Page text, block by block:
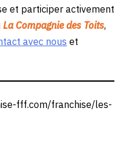
et participer activement
La Compagnie des Toits,
avec nous et
fff.com/franchise/les-